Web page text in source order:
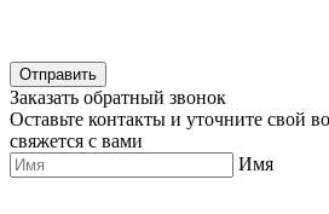
Отправить
Заказать обратный звонок
Оставьте контакты и уточните свой
свяжется с вами
Имя